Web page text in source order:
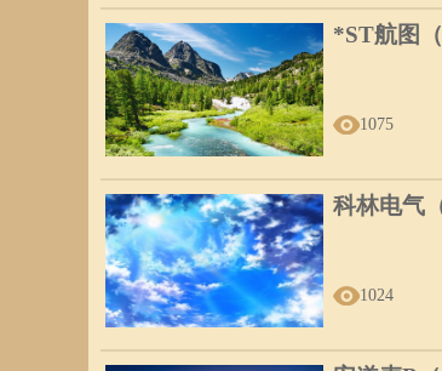
*ST航图
1075
科林电气
1024